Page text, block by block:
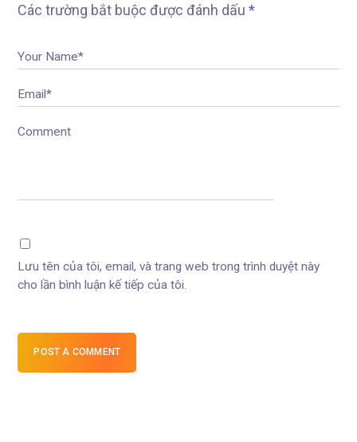
Các trường bắt buộc được đánh dấu*
Your Name*
Email*
Comment
Lưu tên của tôi, email, và trang web trong trình duyệt này
cho lần bình luận kế tiếp của tôi.
POST A COMMENT